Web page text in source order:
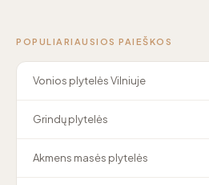
POPULIARIAUSIOS PAIEŠKOS
Vonios plytelės Vilniuje
Grindų plytelės
Akmens masės plytelės